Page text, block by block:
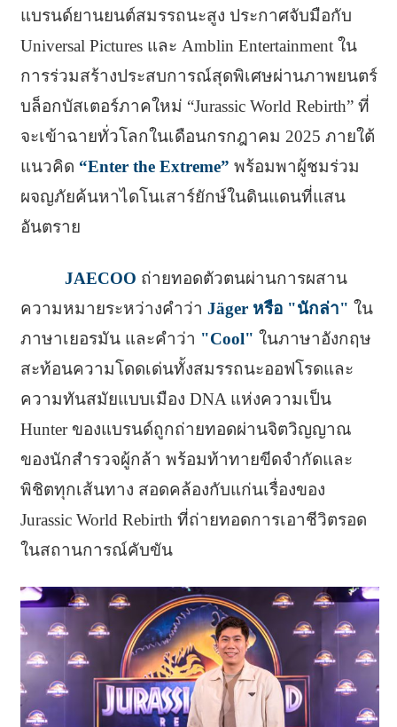
แบรนด์ยานยนต์สมรรถนะสูง ประกาศจับมือกับ
Universal Pictures และ Amblin Entertainment ใน
การร่วมสร้างประสบการณ์สุดพิเศษผ่านภาพยนตร์
บล็อกบัสเตอร์ภาคใหม่ “Jurassic World Rebirth” ที่
จะเข้าฉายทั่วโลกในเดือนกรกฎาคม 2025 ภายใต้
แนวคิด “Enter the Extreme” พร้อมพาผู้ชมร่วม
ผจญภัยค้นหาไดโนเสาร์ยักษ์ในดินแดนที่แสน
อันตราย
JAECOO ถ่ายทอดตัวตนผ่านการผสาน
ความหมายระหว่างคำว่า Jäger หรือ "นักล่า" ใน
ภาษาเยอรมัน และคำว่า "Cool" ในภาษาอังกฤษ
สะท้อนความโดดเด่นทั้งสมรรถนะออฟโรดและ
ความทันสมัยแบบเมือง DNA แห่งความเป็น
Hunter ของแบรนด์ถูกถ่ายทอดผ่านจิตวิญญาณ
ของนักสำรวจผู้กล้า พร้อมท้าทายขีดจำกัดและ
พิชิตทุกเส้นทาง สอดคล้องกับแก่นเรื่องของ
Jurassic World Rebirth ที่ถ่ายทอดการเอาชีวิตรอด
ในสถานการณ์คับขัน